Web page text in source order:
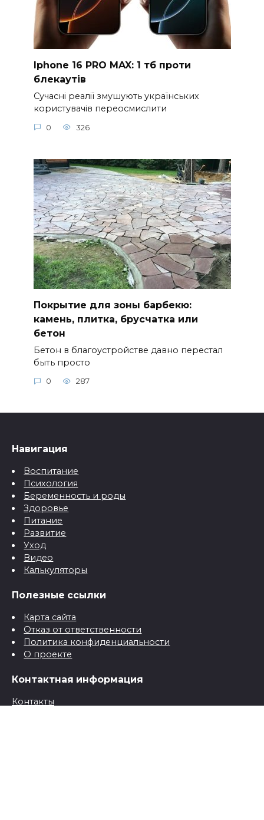
Iphone 16 PRO MAX: 1 тб проти
блекаутів
Сучасні реалії змушують українських
користувачів переосмислити
0 326
Покрытие для зоны барбекю:
камень, плитка, брусчатка или
бетон
Бетон в благоустройстве давно перестал
быть просто
0 287
Навигация
Воспитание
Психология
Беременность и роды
Здоровье
Питание
Развитие
Уход
Видео
Калькуляторы
Полезные ссылки
Карта сайта
Отказ от ответственности
Политика конфиденциальности
О проекте
Контактная информация
Контакты